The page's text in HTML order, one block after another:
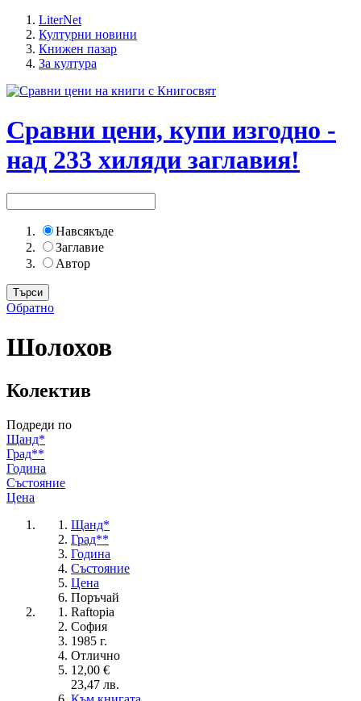
LiterNet
Културни новини
Книжен пазар
За култура
Сравни цени, купи изгодно -
над 233 хиляди заглавия!
Навсякъде
Заглавие
Автор
Обратно
Шолохов
Колектив
Подреди по
Щанд*
Град**
Година
Състояние
Цена
Щанд*
Град**
Година
Състояние
Цена
Поръчай
Raftopia
София
1985 г.
Отлично
12,00 €
23,47 лв.